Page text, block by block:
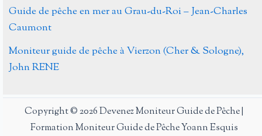
Guide de pêche en mer au Grau-du-Roi – Jean-Charles
Caumont
Moniteur guide de pêche à Vierzon (Cher & Sologne),
John RENE
Copyright © 2026 Devenez Moniteur Guide de Pêche |
Formation Moniteur Guide de Pêche Yoann Esquis